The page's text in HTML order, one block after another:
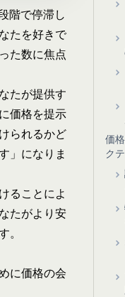
階で停滞し
たを好きで
た数に焦点
たが提供す
価格を提示
られるかど
」になりま
ることによ
たがより安
に価格の会
価
ク